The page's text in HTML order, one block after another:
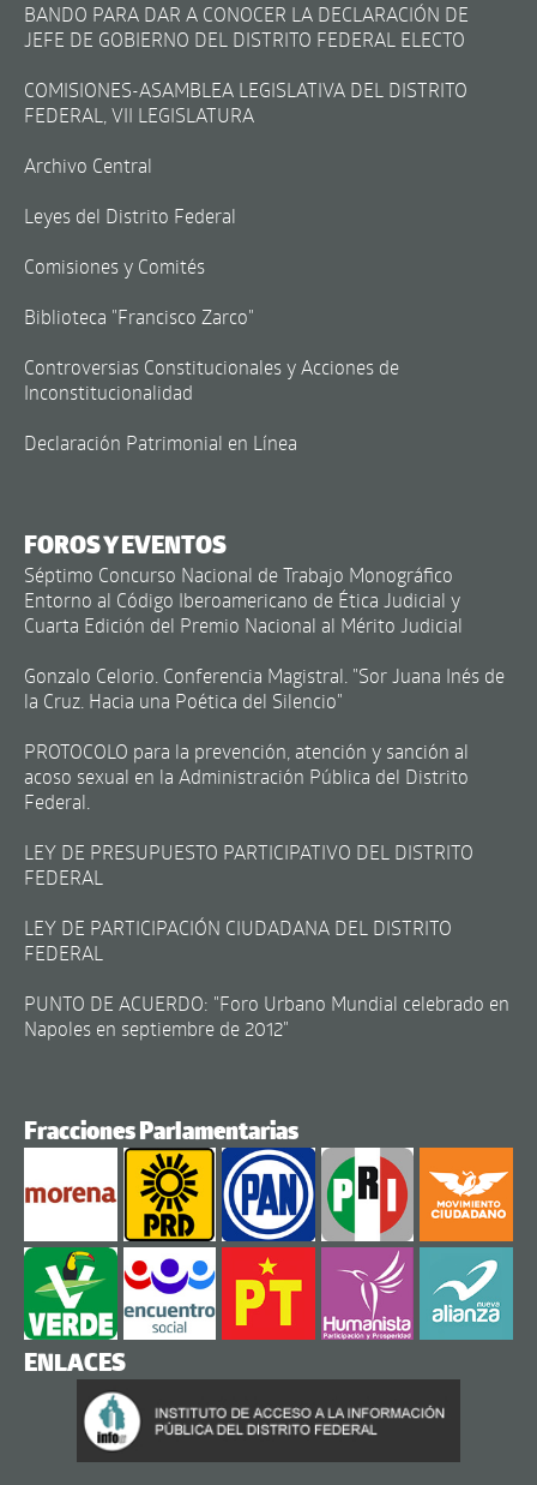
BANDO PARA DAR A CONOCER LA DECLARACIÓN DE
JEFE DE GOBIERNO DEL DISTRITO FEDERAL ELECTO
COMISIONES-ASAMBLEA LEGISLATIVA DEL DISTRITO
FEDERAL, VII LEGISLATURA
Archivo Central
Leyes del Distrito Federal
Comisiones y Comités
Biblioteca "Francisco Zarco"
Controversias Constitucionales y Acciones de
Inconstitucionalidad
Declaración Patrimonial en Línea
FOROS Y EVENTOS
Séptimo Concurso Nacional de Trabajo Monográfico
Entorno al Código Iberoamericano de Ética Judicial y
Cuarta Edición del Premio Nacional al Mérito Judicial
Gonzalo Celorio. Conferencia Magistral. "Sor Juana Inés de
la Cruz. Hacia una Poética del Silencio"
PROTOCOLO para la prevención, atención y sanción al
acoso sexual en la Administración Pública del Distrito
Federal.
LEY DE PRESUPUESTO PARTICIPATIVO DEL DISTRITO
FEDERAL
LEY DE PARTICIPACIÓN CIUDADANA DEL DISTRITO
FEDERAL
PUNTO DE ACUERDO: "Foro Urbano Mundial celebrado en
Napoles en septiembre de 2012"
Fracciones Parlamentarias
ENLACES